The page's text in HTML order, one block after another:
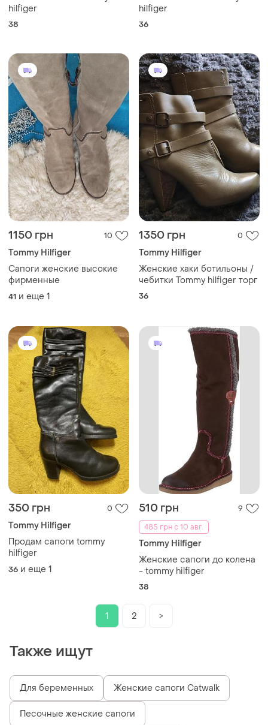
hilfiger
38
hilfiger
36
1150 грн 10
Tommy Hilfiger
Сапоги женские высокие
фирменные
41 и еще 1
1350 грн 0
Tommy Hilfiger
Женские хаки ботильоны /
чебитки Tommy hilfiger торг
36
350 грн 0
Tommy Hilfiger
Продам сапоги tommy
hilfiger
36 и еще 1
510 грн
9
485 грн с 10 авг.
Tommy Hilfiger
Женские сапоги до колена
- tommy hilfiger
38
1 2 >
Также ищут
Для беременных Женские сапоги Catwalk
Песочные женские сапоги